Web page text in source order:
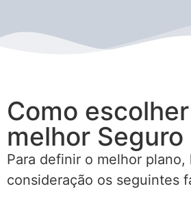
Como
melhor Seguro
Para definir o melhor plano,
consideração os seguintes